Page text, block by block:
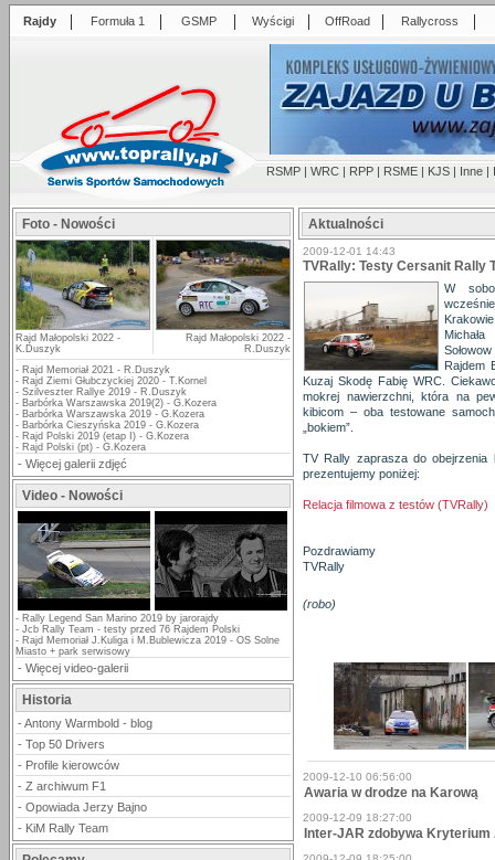
Rajdy | Formuła 1 | GSMP | Wyścigi | OffRoad | Rallycross |
RSMP | WRC | RPP | RSME | KJS | Inne |
Foto - Nowości
Rajd Małopolski 2022 -
K.Duszyk
Rajd Małopolski 2022 -
R.Duszyk
- Rajd Memoriał 2021 - R.Duszyk
- Rajd Ziemi Głubczyckiej 2020 - T.Kornel
- Szilveszter Rallye 2019 - R.Duszyk
- Barbórka Warszawska 2019(2) - G.Kozera
- Barbórka Warszawska 2019 - G.Kozera
- Barbórka Cieszyńska 2019 - G.Kozera
- Rajd Polski 2019 (etap I) - G.Kozera
- Rajd Polski (pt) - G.Kozera
- Więcej galerii zdjęć
Video - Nowości
- Rally Legend San Marino 2019 by jarorajdy
- Jcb Rally Team - testy przed 76 Rajdem Polski
- Rajd Memoriał J.Kuliga i M.Bublewicza 2019 - OS Solne
Miasto + park serwisowy
- Więcej video-galerii
Historia
- Antony Warmbold - blog
- Top 50 Drivers
- Profile kierowców
- Z archiwum F1
- Opowiada Jerzy Bajno
- KiM Rally Team
Aktualności
2009-12-01 14:43
TVRally: Testy Cersanit Rally
W
Rajdem
Kuzaj Skodę Fabię WRC.
mokrej nawierzchni, która na
kibicom – oba testowane
„bokiem”.
TV Rally zaprasza do
prezentujemy poniżej:
Relacja filmowa z testów (TVRally)
Pozdrawiamy
TVRally
(robo)
2009-12-10 06:56:00
Awaria w drodze na Karową
2009-12-09 18:27:00
Inter-JAR zdobywa